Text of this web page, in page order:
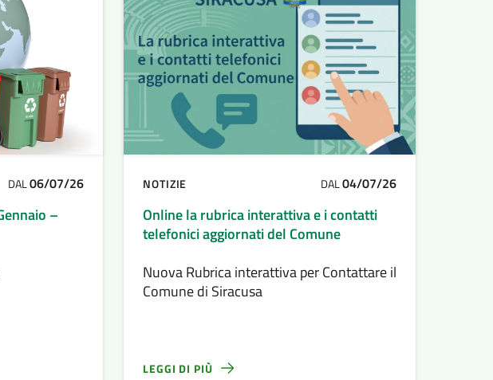
DAL06/07/26
–
NOTIZIE DAL04/07/26
Online la rubrica interattiva e i contatti
telefonici aggiornati del Comune
Nuova Rubrica interattiva per Contattare il
Comune di Siracusa
LEGGI DI PIÙ